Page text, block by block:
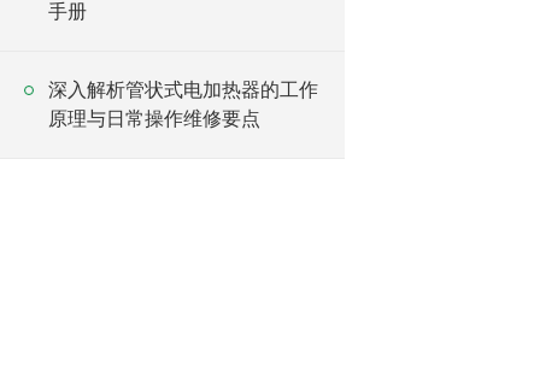
手册
深入解析管状式电加热器的工作
原理与日常操作维修要点